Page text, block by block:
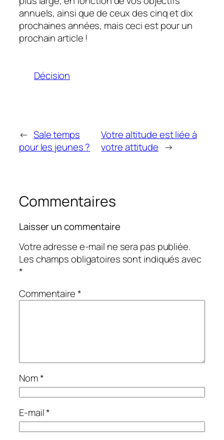
annuels, ainsi que de ceux des cinq et dix
prochaines années, mais ceci est pour un
prochain article !
Décision
← Sale temps
pour les jeunes ?
Votre altitude est liée à
votre attitude →
Commentaires
Laisser un commentaire
Votre adresse e-mail ne sera pas publiée.
Les champs obligatoires sont indiqués avec
*
Commentaire*
Nom*
E-mail*